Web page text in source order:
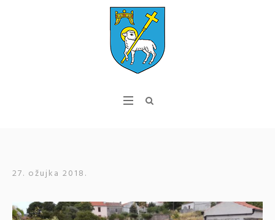
27. ožujka 2018.